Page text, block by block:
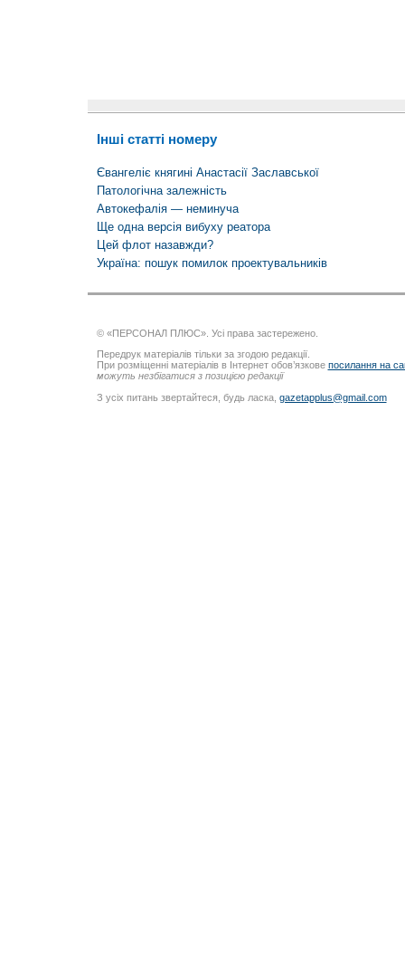
Інші статті номеру
Євангеліє княгині Анастасії Заславської
Патологічна залежність
Автокефалія — неминуча
Ще одна версія вибуху реатора
Цей флот назавжди?
Україна: пошук помилок проектувальників
© «ПЕРСОНАЛ ПЛЮС». Усі права застережено.
Передрук матеріалів тільки за згодою редакції.
При розміщенні матеріалів в Інтернет обов’язкове посилання на
можуть незбігатися з позицією редакції
З усіх питань звертайтеся, будь ласка, gazetapplus@gmail.com